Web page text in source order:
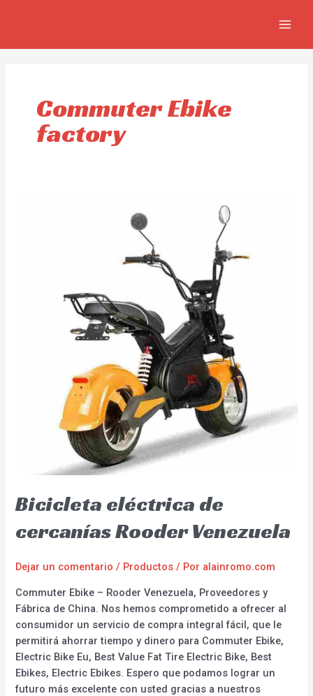
Commuter Ebike
factory
Bicicleta eléctrica de
cercanías Rooder Venezuela
Dejar un comentario / Productos / Por alainromo.com
Commuter Ebike – Rooder Venezuela, Proveedores y
Fábrica de China. Nos hemos comprometido a ofrecer al
consumidor un servicio de compra integral fácil, que le
permitirá ahorrar tiempo y dinero para Commuter Ebike,
Electric Bike Eu, Best Value Fat Tire Electric Bike, Best
Ebikes, Electric Ebikes. Espero que podamos lograr un
futuro más excelente con usted gracias a nuestros